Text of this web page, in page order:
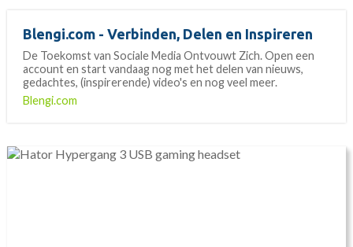
Blengi.com - Verbinden, Delen en Inspireren
De Toekomst van Sociale Media Ontvouwt Zich. Open een
account en start vandaag nog met het delen van nieuws,
gedachtes, (inspirerende) video's en nog veel meer.
Blengi.com